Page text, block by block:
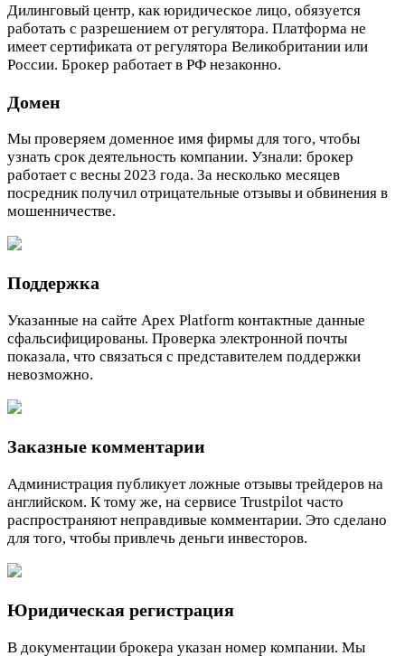
Дилинговый центр, как юридическое лицо, обязуется
работать с разрешением от регулятора. Платформа не
имеет сертификата от регулятора Великобритании или
России. Брокер работает в РФ незаконно.
Домен
Мы проверяем доменное имя фирмы для того, чтобы
узнать срок деятельность компании. Узнали: брокер
работает с весны 2023 года. За несколько месяцев
посредник получил отрицательные отзывы и обвинения в
мошенничестве.
Поддержка
Указанные на сайте Apex Platform контактные данные
сфальсифицированы. Проверка электронной почты
показала, что связаться с представителем поддержки
невозможно.
Заказные комментарии
Администрация публикует ложные отзывы трейдеров на
английском. К тому же, на сервисе Trustpilot часто
распространяют неправдивые комментарии. Это сделано
для того, чтобы привлечь деньги инвесторов.
Юридическая регистрация
В документации брокера указан номер компании. Мы